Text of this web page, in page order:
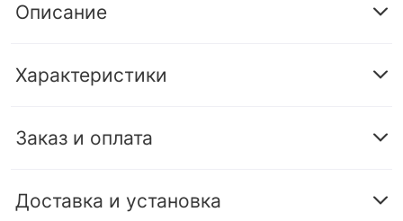
Описание
Характеристики
Заказ и оплата
Доставка и установка